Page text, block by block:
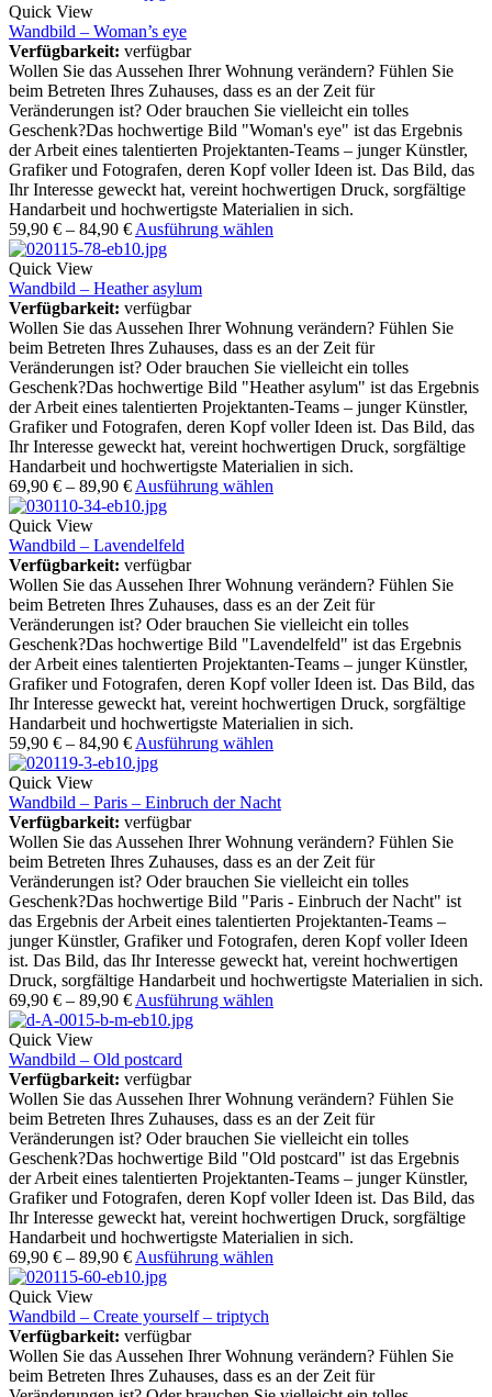
Quick View
Wandbild – Woman’s eye
Verfügbarkeit: verfügbar
Wollen Sie das Aussehen Ihrer Wohnung verändern? Fühlen Sie
beim Betreten Ihres Zuhauses, dass es an der Zeit für
Veränderungen ist? Oder brauchen Sie vielleicht ein tolles
Geschenk?Das hochwertige Bild "Woman's eye" ist das Ergebnis
der Arbeit eines talentierten Projektanten-Teams – junger Künstler,
Grafiker und Fotografen, deren Kopf voller Ideen ist. Das Bild, das
Ihr Interesse geweckt hat, vereint hochwertigen Druck, sorgfältige
Handarbeit und hochwertigste Materialien in sich.
59,90 € – 84,90 € Ausführung wählen
Quick View
Wandbild – Heather asylum
Verfügbarkeit: verfügbar
Wollen Sie das Aussehen Ihrer Wohnung verändern? Fühlen Sie
beim Betreten Ihres Zuhauses, dass es an der Zeit für
Veränderungen ist? Oder brauchen Sie vielleicht ein tolles
Geschenk?Das hochwertige Bild "Heather asylum" ist das Ergebnis
der Arbeit eines talentierten Projektanten-Teams – junger Künstler,
Grafiker und Fotografen, deren Kopf voller Ideen ist. Das Bild, das
Ihr Interesse geweckt hat, vereint hochwertigen Druck, sorgfältige
Handarbeit und hochwertigste Materialien in sich.
69,90 € – 89,90 € Ausführung wählen
Quick View
Wandbild – Lavendelfeld
Verfügbarkeit: verfügbar
Wollen Sie das Aussehen Ihrer Wohnung verändern? Fühlen Sie
beim Betreten Ihres Zuhauses, dass es an der Zeit für
Veränderungen ist? Oder brauchen Sie vielleicht ein tolles
Geschenk?Das hochwertige Bild "Lavendelfeld" ist das Ergebnis
der Arbeit eines talentierten Projektanten-Teams – junger Künstler,
Grafiker und Fotografen, deren Kopf voller Ideen ist. Das Bild, das
Ihr Interesse geweckt hat, vereint hochwertigen Druck, sorgfältige
Handarbeit und hochwertigste Materialien in sich.
59,90 € – 84,90 € Ausführung wählen
Quick View
Wandbild – Paris – Einbruch der Nacht
Verfügbarkeit: verfügbar
Wollen Sie das Aussehen Ihrer Wohnung verändern? Fühlen Sie
beim Betreten Ihres Zuhauses, dass es an der Zeit für
Veränderungen ist? Oder brauchen Sie vielleicht ein tolles
Geschenk?Das hochwertige Bild "Paris - Einbruch der Nacht" ist
das Ergebnis der Arbeit eines talentierten Projektanten-Teams –
junger Künstler, Grafiker und Fotografen, deren Kopf voller Ideen
ist. Das Bild, das Ihr Interesse geweckt hat, vereint hochwertigen
Druck, sorgfältige Handarbeit und hochwertigste Materialien in sich.
69,90 € – 89,90 € Ausführung wählen
Quick View
Wandbild – Old postcard
Verfügbarkeit: verfügbar
Wollen Sie das Aussehen Ihrer Wohnung verändern? Fühlen Sie
beim Betreten Ihres Zuhauses, dass es an der Zeit für
Veränderungen ist? Oder brauchen Sie vielleicht ein tolles
Geschenk?Das hochwertige Bild "Old postcard" ist das Ergebnis
der Arbeit eines talentierten Projektanten-Teams – junger Künstler,
Grafiker und Fotografen, deren Kopf voller Ideen ist. Das Bild, das
Ihr Interesse geweckt hat, vereint hochwertigen Druck, sorgfältige
Handarbeit und hochwertigste Materialien in sich.
69,90 € – 89,90 € Ausführung wählen
Quick View
Wandbild – Create yourself – triptych
Verfügbarkeit: verfügbar
Wollen Sie das Aussehen Ihrer Wohnung verändern? Fühlen Sie
beim Betreten Ihres Zuhauses, dass es an der Zeit für